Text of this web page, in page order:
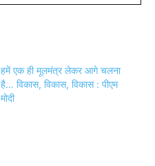
हमें एक ही मूलमंत्र लेकर आगे चलना
है… विकास, विकास, विकास : पीएम
मोदी